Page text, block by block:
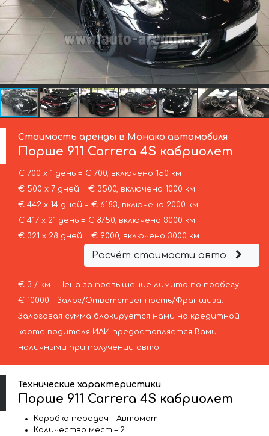
Стоимость аренды в Монако автомобиля
Порше 911 Carrera 4S кабриолет
€ 700 х 1 день = € 700, включено 150 км
€ 500 х 7 дней = € 3500, включено 1000 км
€ 442 х 14 дней = € 6183, включено 2000 км
€ 417 х 21 день = € 8750, включено 3000 км
€ 321 х 28 дней = € 9000, включено 3000 км
Расчёт стоимости авто
€ 3 / км – Цена за превышение лимита по пробегу
€ 10000 – Залог/Ответственность/Франшиза.
Залоговая сумма блокируется нами на кредитной
карте водителя ИЛИ предоставляется Вами
наличными при получении авто.
Технические характеристики
Порше 911 Carrera 4S кабриолет
Коробка передач – Автомат
Количество мест – 2